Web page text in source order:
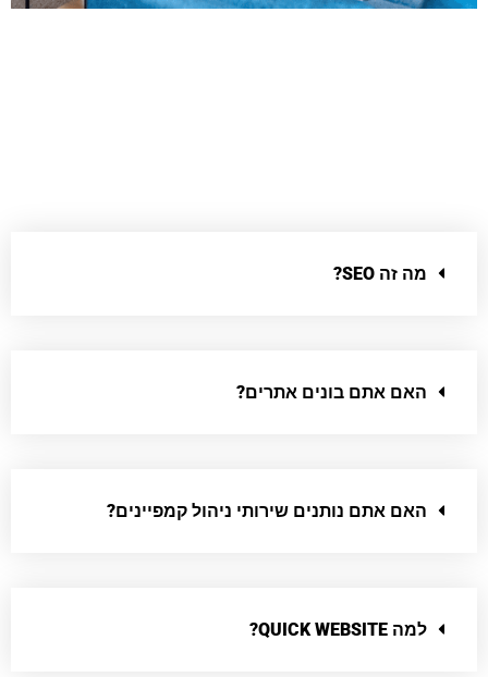
מה זה SEO?
האם אתם בונים אתרים?
האם אתם נותנים שירותי ניהול קמפיינים?
למה QUICK WEBSITE?